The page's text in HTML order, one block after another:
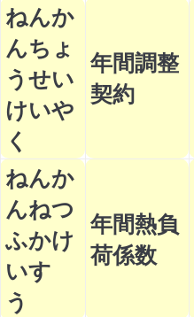
ねんか
んちょ
うせい
けいや
く
年間調整
契約
ねんか
んねつ
ふかけ
いす
う
年間熱負
荷係数